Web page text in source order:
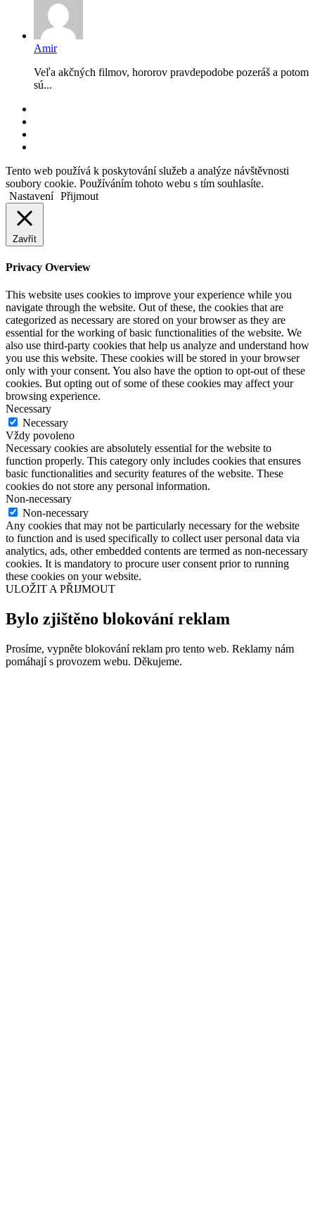
Amir
Veľa akčných filmov, hororov pravdepodobe pozeráš a potom
sú...
Back
to
top
button
Tento web používá k poskytování služeb a analýze návštěvnosti
soubory cookie. Používáním tohoto webu s tím souhlasíte.
Nastavení Přijmout
Zavřít
Privacy Overview
This website uses cookies to improve your experience while you
navigate through the website. Out of these, the cookies that are
categorized as necessary are stored on your browser as they are
essential for the working of basic functionalities of the website. We
also use third-party cookies that help us analyze and understand how
you use this website. These cookies will be stored in your browser
only with your consent. You also have the option to opt-out of these
cookies. But opting out of some of these cookies may affect your
browsing experience.
Necessary
Necessary
Vždy povoleno
Necessary cookies are absolutely essential for the website to
function properly. This category only includes cookies that ensures
basic functionalities and security features of the website. These
cookies do not store any personal information.
Non-necessary
Non-necessary
Any cookies that may not be particularly necessary for the website
to function and is used specifically to collect user personal data via
analytics, ads, other embedded contents are termed as non-necessary
cookies. It is mandatory to procure user consent prior to running
these cookies on your website.
ULOŽIT A PŘIJMOUT
Bylo zjištěno blokování reklam
Prosíme, vypněte blokování reklam pro tento web. Reklamy nám
pomáhají s provozem webu. Děkujeme.